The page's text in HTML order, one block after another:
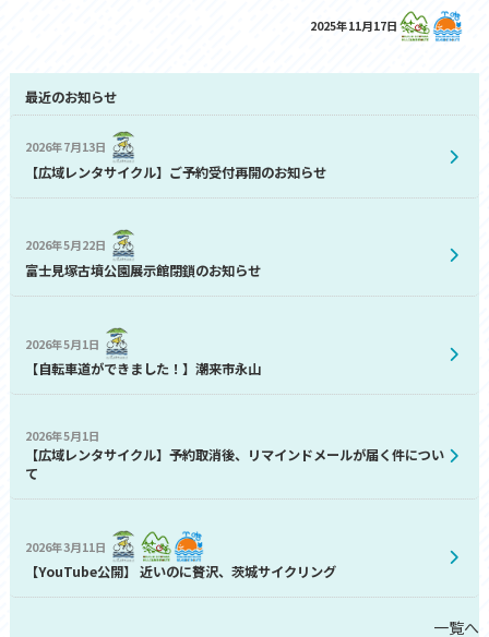
2025年11月17日
最近のお知らせ
2026年7月13日
【広域レンタサイクル】ご予約受付再開のお知らせ
2026年5月22日
富士見塚古墳公園展示館閉鎖のお知らせ
2026年5月1日
【自転車道ができました！】潮来市永山
2026年5月1日
【広域レンタサイクル】予約取消後、リマインドメールが届く件につい
て
2026年3月11日
【YouTube公開】 近いのに贅沢、茨城サイクリング
一覧へ